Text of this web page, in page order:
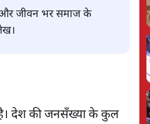
और जीवन भर समाज के
है। देश की जनसँख्या के कुल